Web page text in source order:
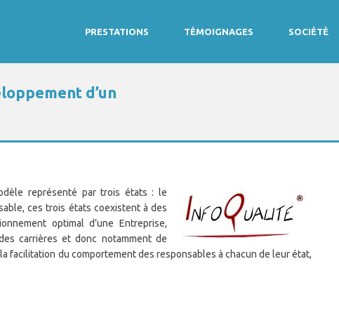
PRESTATIONS TÉMOIGNAGES SOCIÉTÉ
d’un
représenté par trois états : le
ces trois états coexistent à des
optimal d’une Entreprise,
carrières et donc notamment de
facilitation du comportement des responsables à chacun de leur état,